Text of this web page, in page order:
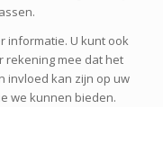
informatie. U kunt ook
rekening mee dat het
invloed kan zijn op uw
we kunnen bieden.